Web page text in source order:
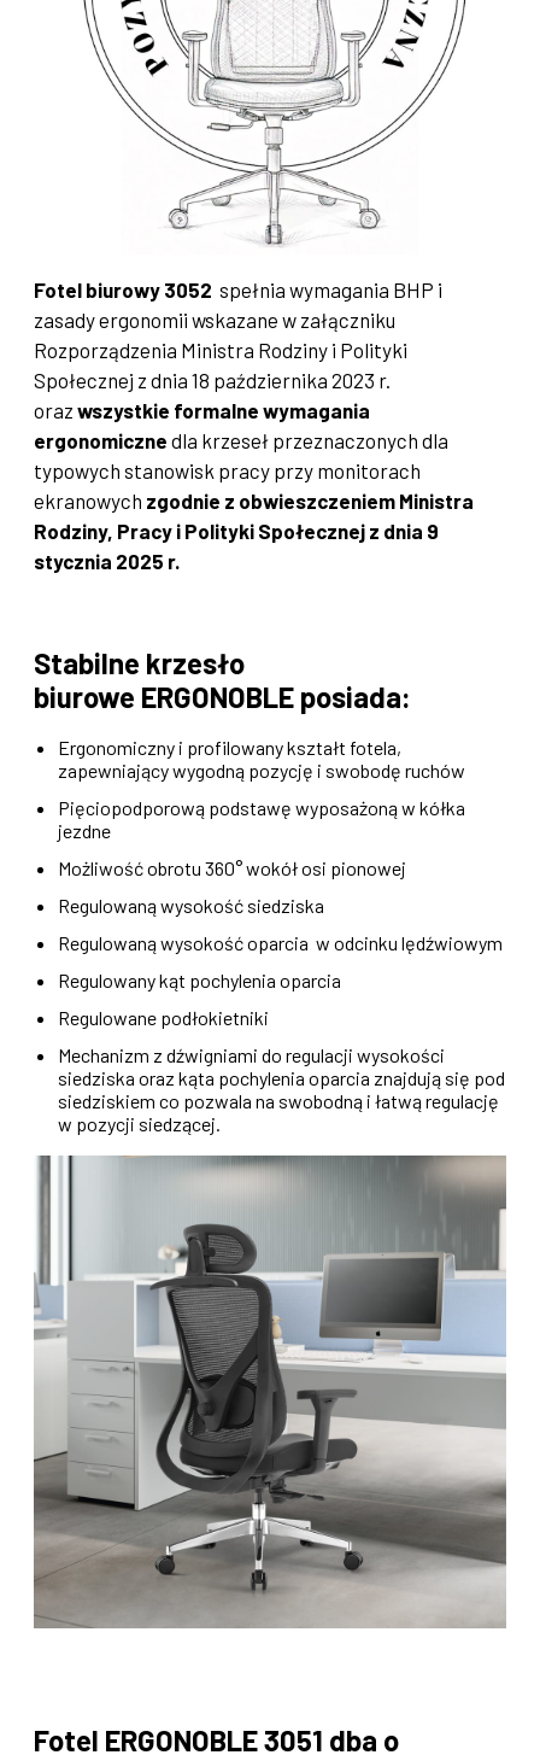
Fotel biurowy 3052 spełnia wymagania BHP i
zasady ergonomii wskazane w załączniku
Rozporządzenia Ministra Rodziny i Polityki
Społecznej z dnia 18 października 2023 r.
oraz wszystkie formalne wymagania
ergonomiczne dla krzeseł przeznaczonych dla
typowych stanowisk pracy przy monitorach
ekranowych zgodnie z obwieszczeniem Ministra
Rodziny, Pracy i Polityki Społecznej z dnia 9
stycznia 2025 r.
Stabilne krzesło
biurowe ERGONOBLE posiada:
Ergonomiczny i profilowany kształt fotela,
zapewniający wygodną pozycję i swobodę ruchów
Pięciopodporową podstawę wyposażoną w kółka
jezdne
Możliwość obrotu 360° wokół osi pionowej
Regulowaną wysokość siedziska
Regulowaną wysokość oparcia w odcinku lędźwiowym
Regulowany kąt pochylenia oparcia
Regulowane podłokietniki
Mechanizm z dźwigniami do regulacji wysokości
siedziska oraz kąta pochylenia oparcia znajdują się pod
siedziskiem co pozwala na swobodną i łatwą regulację
w pozycji siedzącej.
Fotel ERGONOBLE 3051 dba o